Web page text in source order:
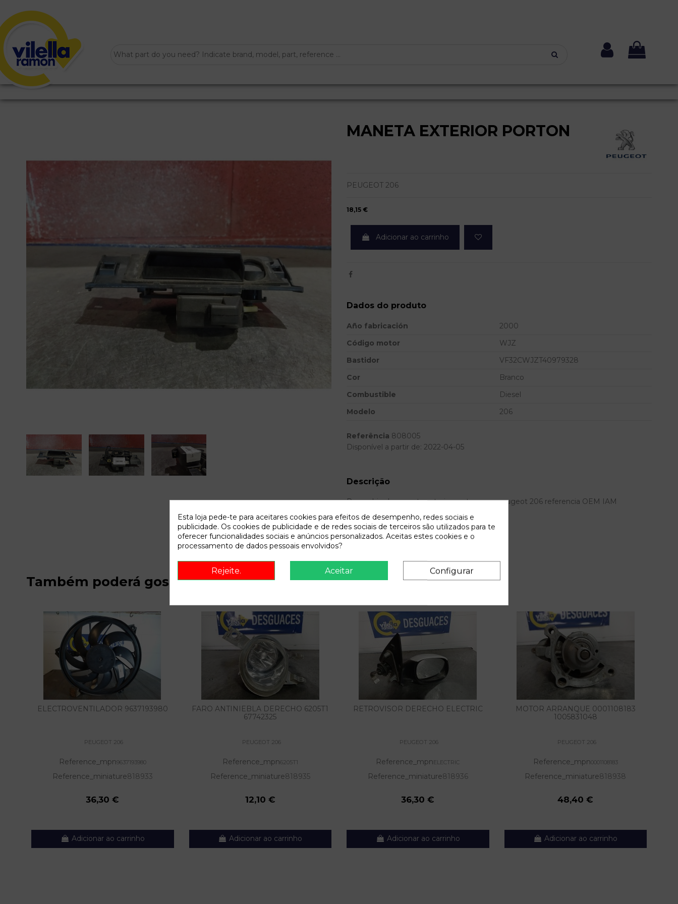
MANETA EXTERIOR PORTON
PEUGEOT 206
18,15 €
Adicionar ao carrinho
Dados do produto
Año fabricación
2000
Código motor
WJZ
Bastidor
VF32CWJZT40979328
Cor
Branco
Combustible
Diesel
Modelo
206
Referência 808005
Disponível a partir de: 2022-04-05
Descrição
Recambio de maneta exterior porton para peugeot 206 referencia OEM IAM
Também poderá gostar
ELECTROVENTILADOR 9637193980
PEUGEOT 206
Reference_mpn9637193980
Reference_miniature818933
36,30 €
Adicionar ao carrinho
FARO ANTINIEBLA DERECHO 6205T1
67742325
PEUGEOT 206
Reference_mpn6205T1
Reference_miniature818935
12,10 €
Adicionar ao carrinho
RETROVISOR DERECHO ELECTRIC
PEUGEOT 206
Reference_mpnELECTRIC
Reference_miniature818936
36,30 €
Adicionar ao carrinho
MOTOR ARRANQUE 0001108183
1005831048
PEUGEOT 206
Reference_mpn0001108183
Reference_miniature818938
48,40 €
Adicionar ao carrinho
Esta loja pede-te para aceitares cookies para efeitos de desempenho, redes sociais e
publicidade. Os cookies de publicidade e de redes sociais de terceiros são utilizados para te
oferecer funcionalidades sociais e anúncios personalizados. Aceitas estes cookies e o
processamento de dados pessoais envolvidos?
Rejeite. Aceitar Configurar